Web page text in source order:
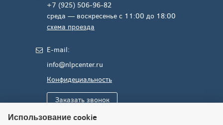
+7 (925) 506-96-82
среда — воскресенье с 11:00 до 18:00
схема проезда
E-mail:
info@nlpcenter.ru
Конфидециальность
Заказать звонок
Поддержка сайтаnewcode.pro
Использование cookie